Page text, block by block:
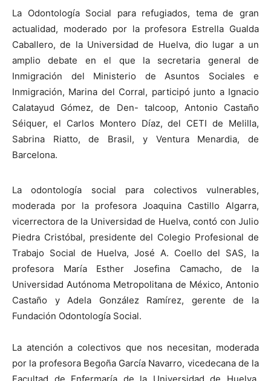
La Odontología Social para refugiados, tema de gran
actualidad, moderado por la profesora Estrella Gualda
Caballero, de la Universidad de Huelva, dio lugar a un
amplio debate en el que la secretaria general de
Inmigración del Ministerio de Asuntos Sociales e
Inmigración, Marina del Corral, participó junto a Ignacio
Calatayud Gómez, de Den- talcoop, Antonio Castaño
Séiquer, el Carlos Montero Díaz, del CETI de Melilla,
Sabrina Riatto, de Brasil, y Ventura Menardia, de
Barcelona.
La odontología social para colectivos vulnerables,
moderada por la profesora Joaquina Castillo Algarra,
vicerrectora de la Universidad de Huelva, contó con Julio
Piedra Cristóbal, presidente del Colegio Profesional de
Trabajo Social de Huelva, José A. Coello del SAS, la
profesora María Esther Josefina Camacho, de la
Universidad Autónoma Metropolitana de México, Antonio
Castaño y Adela González Ramírez, gerente de la
Fundación Odontología Social.
La atención a colectivos que nos necesitan, moderada
por la profesora Begoña García Navarro, vicedecana de la